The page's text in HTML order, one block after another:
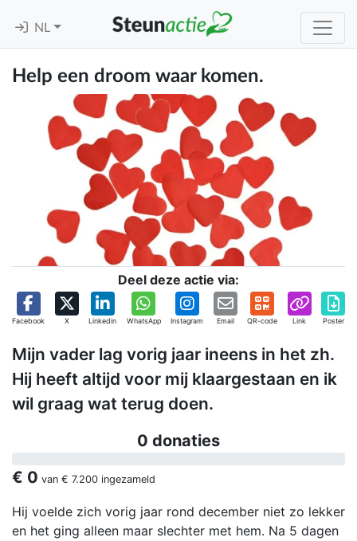
NL
Help een droom waar komen.
Deel deze actie via:
Facebook X Linkedin WhatsApp Instagram Email QR-code Link Poster
Mijn vader lag vorig jaar ineens in het zh.
Hij heeft altijd voor mij klaargestaan en ik
wil graag wat terug doen.
0 donaties
€ 0 van € 7.200 ingezameld
Hij voelde zich vorig jaar rond december niet zo lekker
en het ging alleen maar slechter met hem. Na 5 dagen